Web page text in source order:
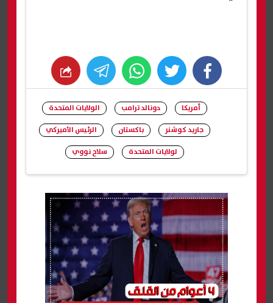
facebook
twitter
whats
أمريكا دونالد ترامب
الولايات المتحدة
جاريد كوشنر
باكستان
الرئيس الأميركي
لولايات المتحدة
سلاح نووي